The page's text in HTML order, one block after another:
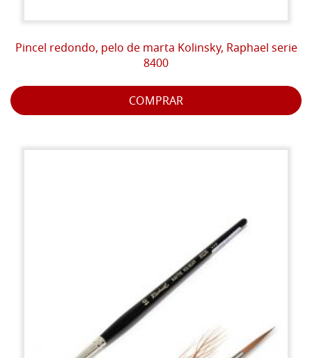
Pincel redondo, pelo de marta Kolinsky, Raphael serie
8400
COMPRAR